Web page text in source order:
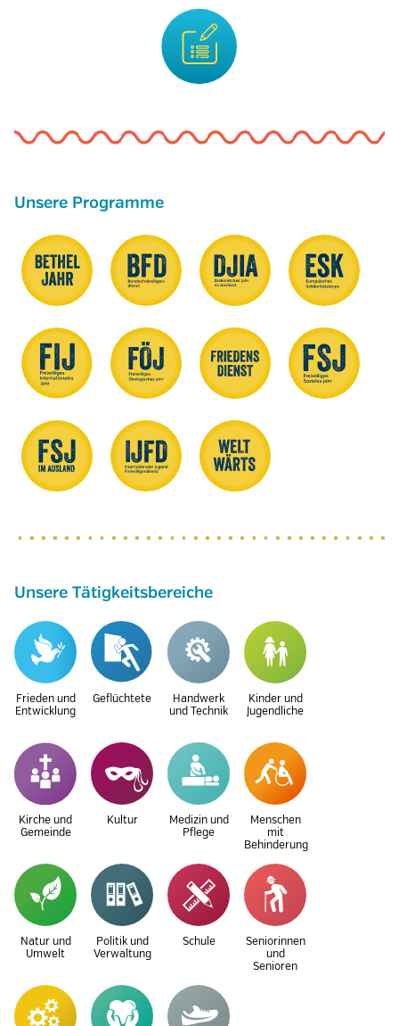
Unsere Programme
Unsere Tätigkeitsbereiche
Frieden und
Entwicklung
Geflüchtete
Handwerk
und Technik
Kinder und
Jugendliche
Kirche und
Gemeinde
Kultur
Medizin und
Pflege
Menschen
mit
Behinderung
Natur und
Umwelt
Politik und
Verwaltung
Schule
Seniorinnen
und
Senioren